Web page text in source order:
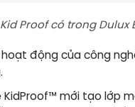
Proof có trong Dulux
động của công
KidProof™ mới tạo lớp